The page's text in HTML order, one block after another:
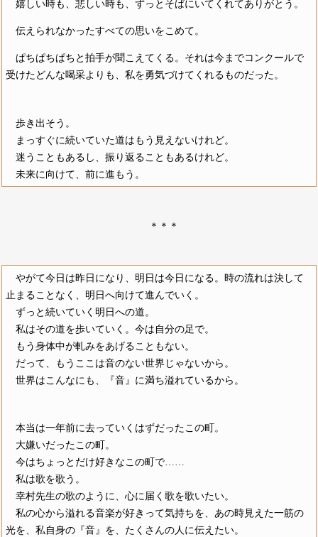
嬉しい時も、悲しい時も、ずっとそばにいてくれてありがとう。
伝えられなかったすべての思いをこめて。
ぱちぱちぱちと拍手が聞こえてくる。それは今までコンクールで
受けたどんな喝采よりも、私を勇気づけてくれるものだった。
歩き出そう。
まっすぐに続いていた道はもう見えないけれど。
迷うこともあるし、振り返ることもあるけれど。
未来に向けて、前に進もう。
＊＊＊
やがて今日は昨日になり、明日は今日になる。時の流れは決して
止まることなく、明日へ向けて進んでいく。
ずっと続いていく明日への道。
私はその道を歩いていく。今は自分の足で。
もう身体中が軋みをあげることもない。
だって、もうここは音のない世界じゃないから。
世界はこんなにも、『音』に満ち溢れているから。
本当は一年前に去っていくはずだったこの町。
大嫌いだったこの町。
今はちょっとだけ好きなこの町で……
私は歌を歌う。
幸村先生の歌のように、心に届く歌を歌いたい。
私の心から溢れる音楽が好きって気持ちを、あの時見えた一筋の
光を、私自身の『音』を、たくさんの人に伝えたい。